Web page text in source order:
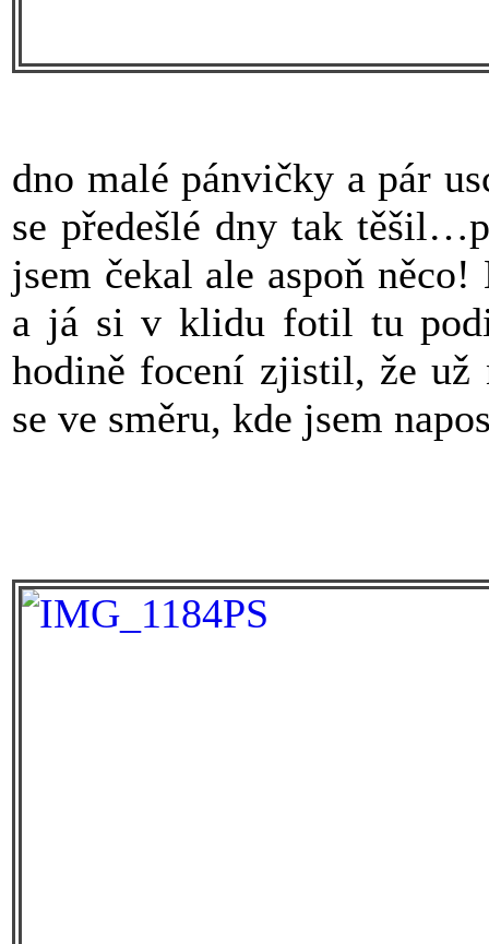
dno malé pánvičky a pár
se předešlé dny tak
jsem čekal ale aspoň
a já si v klidu fotil tu
hodině focení zjistil, že
se ve směru, kde jsem